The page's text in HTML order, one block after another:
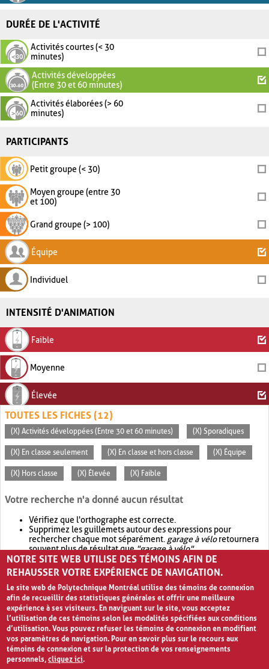
DURÉE DE L'ACTIVITÉ
Activités courtes (< 30
minutes)
Activités développées
(Entre 30 et 60 minutes)
Activités élaborées (> 60
minutes)
PARTICIPANTS
Petit groupe (< 30)
Moyen groupe (entre 30
et 100)
Grand groupe (> 100)
Équipe
Individuel
INTENSITÉ D'ANIMATION
Faible
Moyenne
Élevée
TOUTES LES FICHES (12)
(X) Activités développées (Entre 30 et 60 minutes) (X) Sporadiques
(X) En classe seulement (X) En classe et hors classe (X) Équipe
(X) Hors classe (X) Élevée (X) Faible
Votre recherche n'a donné aucun résultat
Vérifiez que l'orthographe est correcte.
Supprimez les guillemets autour des expressions pour
rechercher chaque mot séparément. garage à véloretournera
souvent plus de résultat que"garage à vélo".
Envisagez d'élargir votre recherche avec OR.garage OR vélo
retournera souvent plus de résultat quegarage à vélo
NOTRE SITE WEB UTILISE DES TÉMOINS AFIN DE
REHAUSSER VOTRE EXPÉRIENCE DE NAVIGATION.
Le site web de Polytechnique Montréal utilise des témoins de connexion
afin de recueillir des statistiques générales et offrir une meilleure
expérience à ses visiteurs. En naviguant sur le site, vous acceptez
l’utilisation de ces témoins selon les modalités spécifiées aux conditions
d’utilisation. Vous pouvez refuser les témoins de connexion en modifiant
vos paramètres de navigation. Pour en savoir plus sur le recours aux
témoins de connexion et sur la protection de vos renseignements
personnels,cliquez ici.